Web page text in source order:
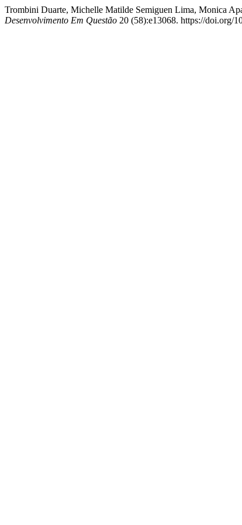
Trombini Duarte, Michelle Matilde Semiguen Lima, Monica
Desenvolvimento Em Questão 20 (58):e13068. https://doi.org/